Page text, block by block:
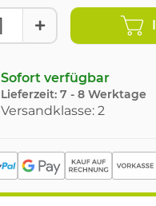
Sofort verfügbar
Lieferzeit: 7 - 8 Werktage
Versandklasse: 2